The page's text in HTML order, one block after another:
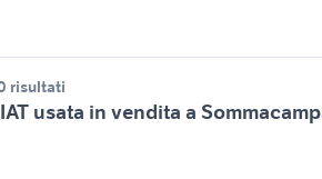
risultati
usata in vendita a